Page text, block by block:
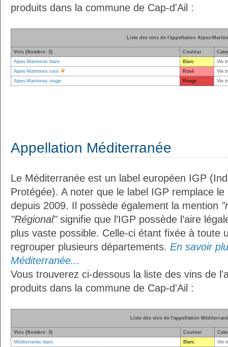
produits dans la commune de Cap-d'Ail :
Liste des vins de l'appellation Alpes-
Vins (Nombre: 3) Couleur
Alpes-Maritimes blanc
Blanc
Vin
Alpes-Maritimes rosé
Rosé
Vin
Alpes-Maritimes rouge
Rouge Vin
Appellation Méditerranée
Le Méditerranée est un label européen IGP
Protégée). A noter que le label IGP remplace
depuis 2009. Il possède également la mention
"Régional"signifie que l’IGP possède l’aire
plus vaste possible. Celle-ci étant fixée à toute
regrouper plusieurs départements. En savoir
Méditerranée...
Vous trouverez ci-dessous la liste des vins de
produits dans la commune de Cap-d'Ail :
Liste des vins de l'appellation
Vins (Nombre: 3) Couleur
Méditerranée blanc
Blanc Vin